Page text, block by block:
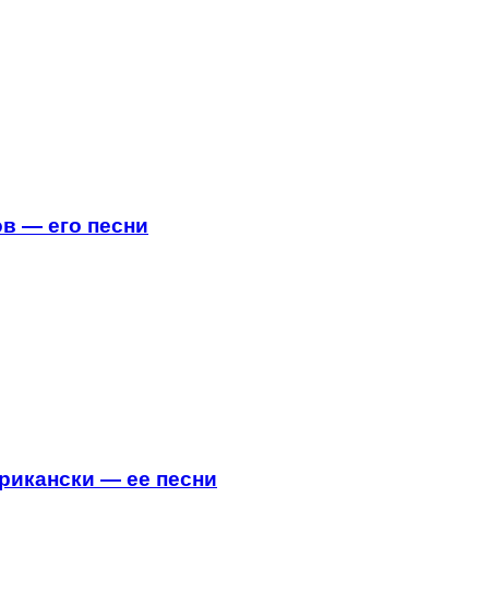
— его песни
— ее песни